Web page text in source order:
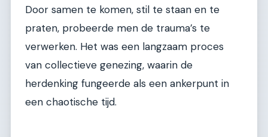
Door samen te komen, stil te staan en te
praten, probeerde men de trauma’s te
verwerken. Het was een langzaam proces
van collectieve genezing, waarin de
herdenking fungeerde als een ankerpunt in
een chaotische tijd.